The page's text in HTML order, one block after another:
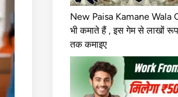
New Paisa Kamane Wala
भी कमाते हैं , इस गेम से लाखों
तक कमाइए